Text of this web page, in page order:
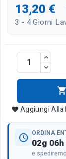
13,20 €
3 - 4 Giorni

Aggiungi Alla
schedule ORDINA
02g
e